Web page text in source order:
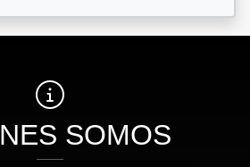
SOMOS